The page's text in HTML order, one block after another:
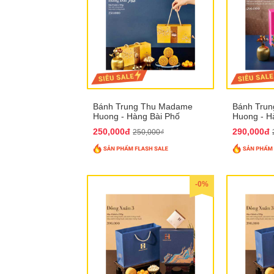
Bánh Trung Thu Madame
Huong - Hàng Bài Phố
250,000đ 250,000₫
Bánh
Huong -
290,000đ
-0%